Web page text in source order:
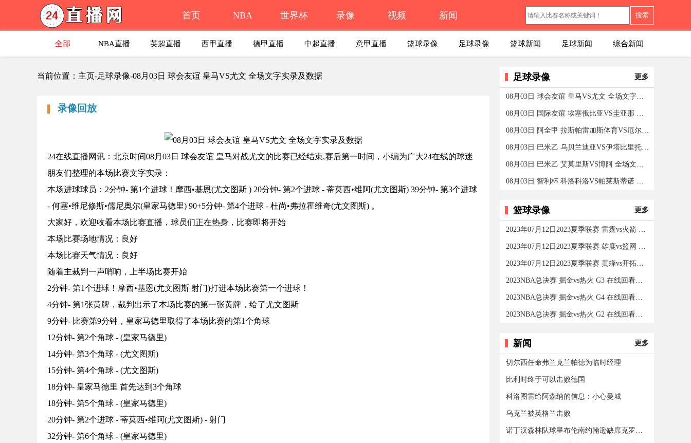
首页 NBA 世界杯 录像 视频 新闻 搜索
全部 NBA直播 英超直播 西甲直播 德甲直播 中超直播 意甲直播 篮球录像 足球录像 篮球新闻 足球新闻 综合新闻
当前位置：主页-足球录像-08月03日 球会友谊 皇马VS尤文 全场文字实录及数据
录像回放
24在线直播网讯：北京时间08月03日 球会友谊 皇马对战尤文的比赛已经结束,赛后第一时间，小编为广大24在线的球迷
朋友们整理的本场比赛文字实录：
本场进球球员：2分钟- 第1个进球！摩西•基恩(尤文图斯 ) 20分钟- 第2个进球 - 蒂莫西•维阿(尤文图斯) 39分钟- 第3个进球
- 何塞•维尼修斯•儒尼奥尔(皇家马德里) 90+5分钟- 第4个进球 - 杜尚•弗拉霍维奇(尤文图斯) 。
大家好，欢迎收看本场比赛直播，球员们正在热身，比赛即将开始
本场比赛场地情况：良好
本场比赛天气情况：良好
随着主裁判一声哨响，上半场比赛开始
2分钟- 第1个进球！摩西•基恩(尤文图斯 射门)打进本场比赛第一个进球！
4分钟- 第1张黄牌，裁判出示了本场比赛的第一张黄牌，给了尤文图斯
9分钟- 比赛第9分钟，皇家马德里取得了本场比赛的第1个角球
12分钟- 第2个角球 - (皇家马德里)
14分钟- 第3个角球 - (尤文图斯)
15分钟- 第4个角球 - (尤文图斯)
18分钟- 皇家马德里 首先达到3个角球
18分钟- 第5个角球 - (皇家马德里)
20分钟- 第2个进球 - 蒂莫西•维阿(尤文图斯) - 射门
32分钟- 第6个角球 - (皇家马德里)
足球录像 更多
08月03日 球会友谊 皇马VS尤文 全场文字实录及数据
08月03日 国际友谊 埃塞俄比亚VS圭亚那 全场文字实录及
08月03日 阿全甲 拉斯帕雷加斯体育VS厄尔尼诺 全场文字
08月03日 巴米乙 乌贝兰迪亚VS伊塔比里托 全场文字实录
08月03日 巴米乙 艾莫里斯VS博阿 全场文字实录及数据
08月03日 智利杯 科洛科洛VS帕莱斯蒂诺 全场文字实录及
篮球录像 更多
2023年07月12日2023夏季联赛 雷霆vs火箭 在线回看全场录像
2023年07月12日2023夏季联赛 雄鹿vs篮网 在线回看全场录像
2023年07月12日2023夏季联赛 黄蜂vs开拓者 在线回看全场录
2023NBA总决赛 掘金vs热火 G3 在线回看全场录像/集锦回放
2023NBA总决赛 掘金vs热火 G4 在线回看全场录像/集锦回放
2023NBA总决赛 掘金vs热火 G2 在线回看全场录像/集锦回放
新闻 更多
切尔西任命弗兰克兰帕德为临时经理
比利时终于可以击败德国
科洛图雷给阿森纳的信息：小心曼城
乌克兰被英格兰击败
诺丁汉森林队球星布伦南约翰逊缺席克罗地亚的威尔士